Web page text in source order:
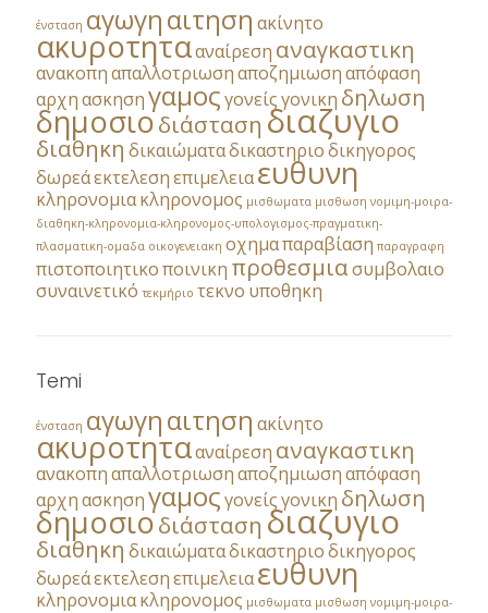
ένσταση αγωγηαιτηση ακίνητο
ακυροτητααναίρεση αναγκαστικη
ανακοπηαπαλλοτριωσηαποζημιωσηαπόφαση
αρχηασκησηγαμοςγονείςγονικη δηλωση
δημοσιοδιάσταση διαζυγιο
διαθηκη δικαιώματαδικαστηριοδικηγορος
δωρεάεκτελεσηεπιμελειαευθυνη
κληρονομιακληρονομος μισθωματα μισθωση νομιμη-μοιρα-
διαθηκη-κληρονομια-κληρονομος-υπολογισμος-πραγματικη-
πλασματικη-ομαδα οικογενειακη οχημαπαραβίαση παραγραφη
πιστοποιητικοποινικη προθεσμιασυμβολαιο
συναινετικό τεκμήριο τεκνο υποθηκη
Temi
ένσταση αγωγηαιτηση ακίνητο
ακυροτητααναίρεση αναγκαστικη
ανακοπηαπαλλοτριωσηαποζημιωσηαπόφαση
αρχηασκησηγαμοςγονείςγονικη δηλωση
δημοσιοδιάσταση διαζυγιο
διαθηκη δικαιώματαδικαστηριοδικηγορος
δωρεάεκτελεσηεπιμελειαευθυνη
κληρονομιακληρονομος μισθωματα μισθωση νομιμη-μοιρα-